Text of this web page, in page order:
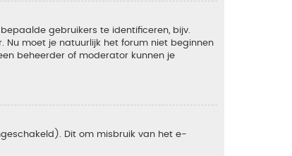
gebruikers te identificeren, bijv.
Nu moet je natuurlijk het forum niet beginnen
beheerder of moderator kunnen je
Dit om misbruik van het e-